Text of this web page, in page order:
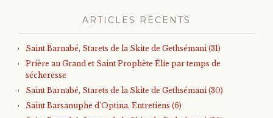
ARTICLES RÉCENTS
Saint Barnabé, Starets de la Skite de Gethsémani (31)
Prière au Grand et Saint Prophète Élie par temps de
sécheresse
Saint Barnabé, Starets de la Skite de Gethsémani (30)
Saint Barsanuphe d’Optina. Entretiens (6)